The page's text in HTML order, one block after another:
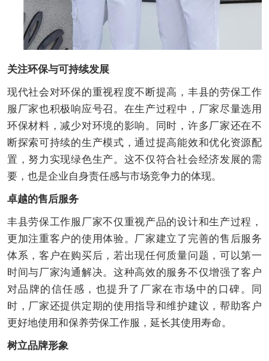
关注环保与可持续发展
现代社会对环保的重视程度不断提高，丰县的劳保工作
服厂家也积极响应号召。在生产过程中，厂家尽量选用
环保材料，减少对环境的影响。同时，许多厂家还在不
断探索可持续的生产模式，通过提高能效和优化资源配
置，努力实现绿色生产。这不仅符合社会经济发展的需
要，也是企业自身责任感与市场竞争力的体现。
卓越的售后服务
丰县劳保工作服厂家不仅重视产品的设计和生产过程，
更加注重客户的使用体验。厂家建立了完善的售后服务
体系，客户在购买后，若出现任何质量问题，可以第一
时间与厂家沟通解决。这种高效的服务不仅增强了客户
对品牌的信任感，也提升了厂家在市场中的口碑。同
时，厂家还提供定期的使用指导和维护建议，帮助客户
更好地使用和保养劳保工作服，延长其使用寿命。
树立品牌形象